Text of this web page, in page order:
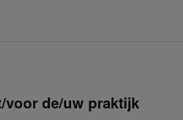
voor de/uw praktijk